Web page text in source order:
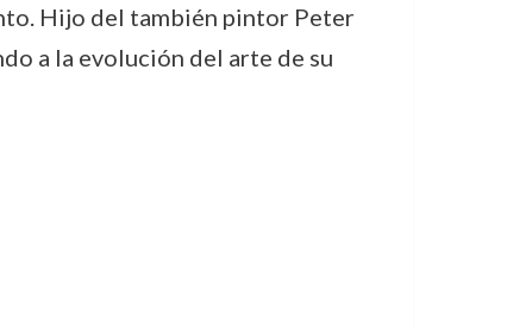
Hijo del también pintor Peter
a la evolución del arte de su